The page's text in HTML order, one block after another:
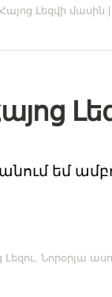
Լեզվի մասին
եմ
Լեզու, Նորօրյա